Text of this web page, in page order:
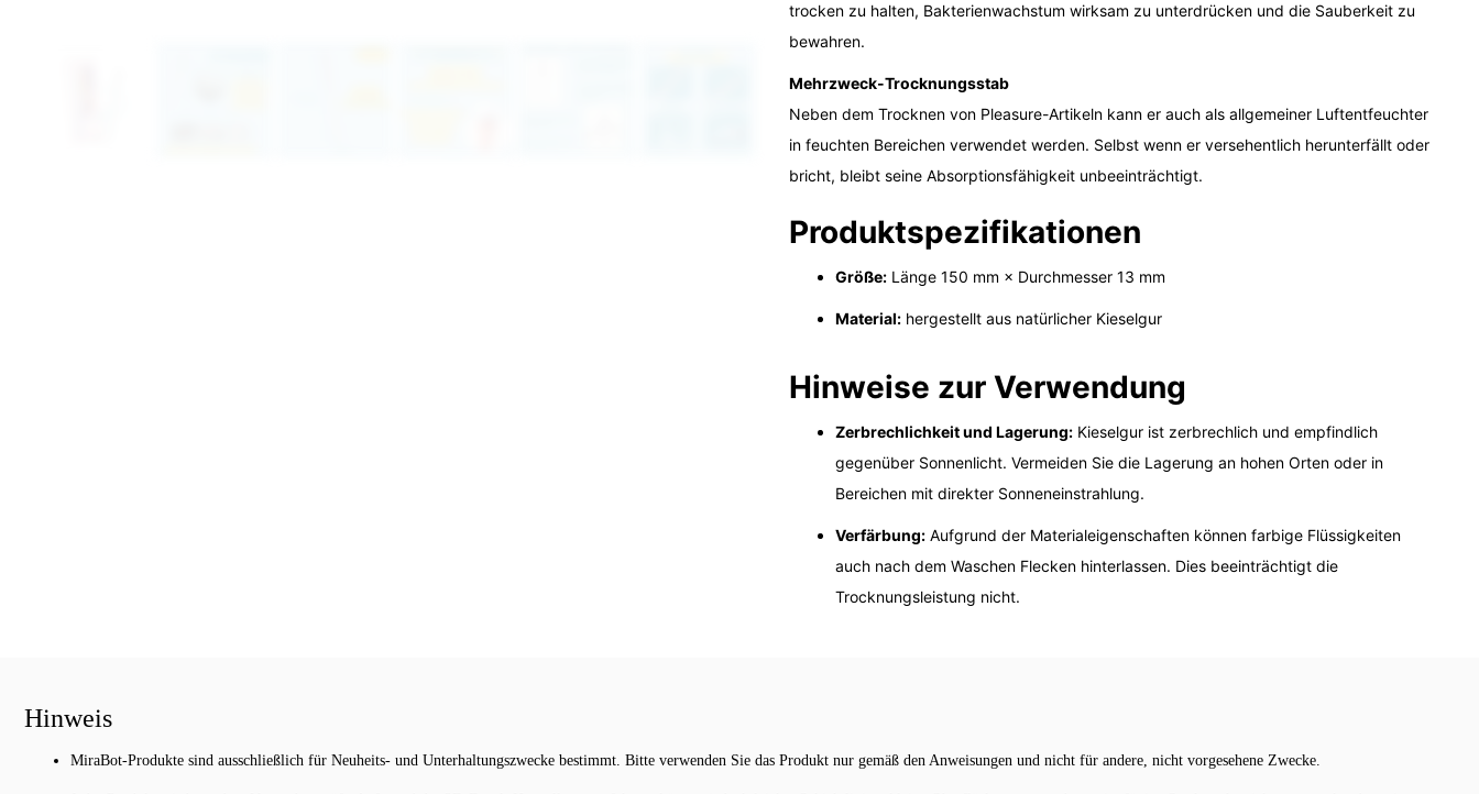
trocken zu halten, Bakterienwachstum wirksam zu unterdrücken und die Sauberkeit zu
bewahren.
Mehrzweck-Trocknungsstab
Neben dem Trocknen von Pleasure-Artikeln kann er auch als allgemeiner Luftentfeuchter
in feuchten Bereichen verwendet werden. Selbst wenn er versehentlich herunterfällt oder
bricht, bleibt seine Absorptionsfähigkeit unbeeinträchtigt.
Produktspezifikationen
Größe: Länge 150 mm × Durchmesser 13 mm
Material: hergestellt aus natürlicher Kieselgur
Hinweise zur Verwendung
Zerbrechlichkeit und Lagerung: Kieselgur ist zerbrechlich und empfindlich
gegenüber Sonnenlicht. Vermeiden Sie die Lagerung an hohen Orten oder in
Bereichen mit direkter Sonneneinstrahlung.
Verfärbung: Aufgrund der Materialeigenschaften können farbige Flüssigkeiten
auch nach dem Waschen Flecken hinterlassen. Dies beeinträchtigt die
Trocknungsleistung nicht.
Hinweis
MiraBot-Produkte sind ausschließlich für Neuheits- und Unterhaltungszwecke bestimmt. Bitte verwenden Sie das Produkt nur gemäß den Anweisungen und nicht für andere, nicht vorgesehene Zwecke.